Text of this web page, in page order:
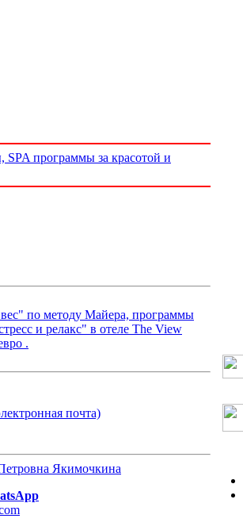
программы за красотой и
по методу Майера, программы
и релакс" в отеле The View
.
почта)
Якимочкина